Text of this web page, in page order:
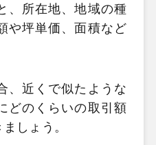
、所在地、地域の種
や坪単価、面積など
、近くで似たような
どのくらいの取引額
しょう。